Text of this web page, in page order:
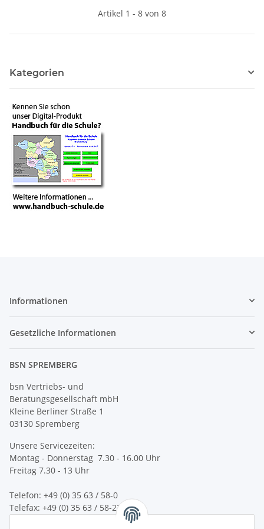
Artikel 1 - 8 von 8
Kategorien
Informationen
Gesetzliche Informationen
BSN SPREMBERG
bsn Vertriebs- und
Beratungsgesellschaft mbH
Kleine Berliner Straße 1
03130 Spremberg
Unsere Servicezeiten:
Montag - Donnerstag 7.30 - 16.00 Uhr
Freitag 7.30 - 13 Uhr
Telefon: +49 (0) 35 63 / 58-0
Telefax: +49 (0) 35 63 / 58-231
service@bsn-spremberg.de